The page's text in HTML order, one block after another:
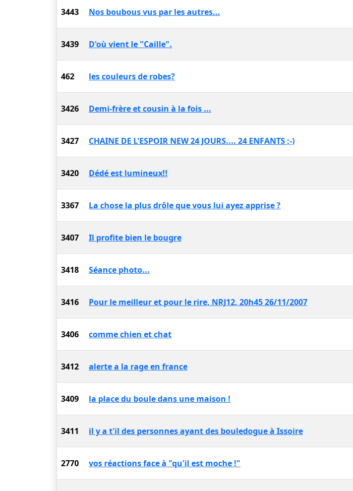
3443 Nos boubous vus par les autres...
3439 D'où vient le "Caille".
462 les couleurs de robes?
3426 Demi-frère et cousin à la fois ...
3427 CHAINE DE L'ESPOIR NEW 24 JOURS.... 24 ENFANTS ;-)
3420 Dédé est lumineux!!
3367 La chose la plus drôle que vous lui ayez apprise ?
3407 Il profite bien le bougre
3418 Séance photo...
3416 Pour le meilleur et pour le rire, NRJ12, 20h45 26/11/2007
3406 comme chien et chat
3412 alerte a la rage en france
3409 la place du boule dans une maison !
3411 il y a t'il des personnes ayant des bouledogue à Issoire
2770 vos réactions face à "qu'il est moche !"